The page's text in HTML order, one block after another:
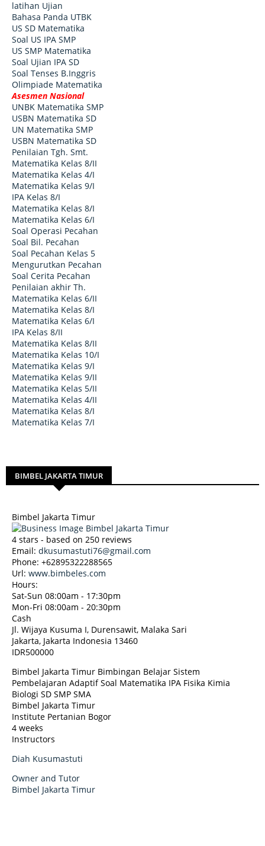
latihan Ujian
Bahasa Panda UTBK
US SD Matematika
Soal US IPA SMP
US SMP Matematika
Soal Ujian IPA SD
Soal Tenses B.Inggris
Olimpiade Matematika
Asesmen Nasional
UNBK Matematika SMP
USBN Matematika SD
UN Matematika SMP
USBN Matematika SD
Penilaian Tgh. Smt.
Matematika Kelas 8/II
Matematika Kelas 4/I
Matematika Kelas 9/I
IPA Kelas 8/I
Matematika Kelas 8/I
Matematika Kelas 6/I
Soal Operasi Pecahan
Soal Bil. Pecahan
Soal Pecahan Kelas 5
Mengurutkan Pecahan
Soal Cerita Pecahan
Penilaian akhir Th.
Matematika Kelas 6/II
Matematika Kelas 8/I
Matematika Kelas 6/I
IPA Kelas 8/II
Matematika Kelas 8/II
Matematika Kelas 10/I
Matematika Kelas 9/I
Matematika Kelas 9/II
Matematika Kelas 5/II
Matematika Kelas 4/II
Matematika Kelas 8/I
Matematika Kelas 7/I
BIMBEL JAKARTA TIMUR
Bimbel Jakarta Timur
4 stars - based on 250 reviews
Email: dkusumastuti76@gmail.com
Phone: +62895322288565
Url: www.bimbeles.com
Hours:
Sat-Sun 08:00am - 17:30pm
Mon-Fri 08:00am - 20:30pm
Cash
Jl. Wijaya Kusuma I, Durensawit, Malaka Sari
Jakarta, Jakarta Indonesia 13460
IDR500000
Bimbel Jakarta Timur Bimbingan Belajar Sistem
Pembelajaran Adaptif Soal Matematika IPA Fisika Kimia
Biologi SD SMP SMA
Bimbel Jakarta Timur
Institute Pertanian Bogor
4 weeks
Instructors
Diah Kusumastuti
Owner and Tutor
Bimbel Jakarta Timur